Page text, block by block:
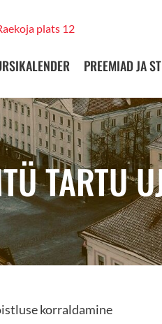
plats 12
PREEMIAD JA
TARTU
korraldamine